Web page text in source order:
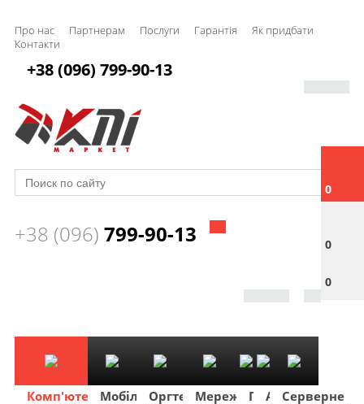
Про нас Партнерам Послуги Гарантія
Як придбати
Контакти
0
0
0
+38 (096) 799-90-13
+38 (096) 799-90-13
Комп'ютериМобільнаОргтехнікаМережевеПобутова
TV
Фото
АвтоСерверне